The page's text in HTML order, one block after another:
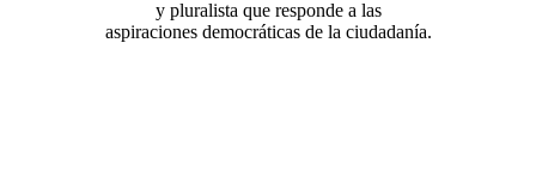
y pluralista que responde a las
aspiraciones democráticas de la ciudadanía.